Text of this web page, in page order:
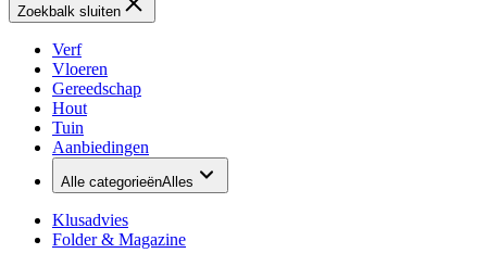
Zoekbalk sluiten
Verf
Vloeren
Gereedschap
Hout
Tuin
Aanbiedingen
Alle categorieënAlles
Klusadvies
Folder & Magazine